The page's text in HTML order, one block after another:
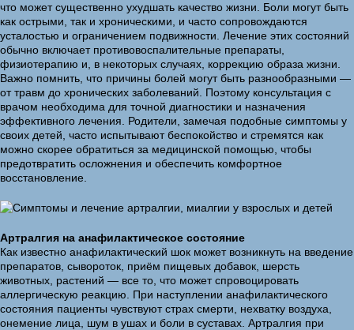
что может существенно ухудшать качество жизни. Боли могут быть
как острыми, так и хроническими, и часто сопровождаются
усталостью и ограничением подвижности. Лечение этих состояний
обычно включает противовоспалительные препараты,
физиотерапию и, в некоторых случаях, коррекцию образа жизни.
Важно помнить, что причины болей могут быть разнообразными —
от травм до хронических заболеваний. Поэтому консультация с
врачом необходима для точной диагностики и назначения
эффективного лечения. Родители, замечая подобные симптомы у
своих детей, часто испытывают беспокойство и стремятся как
можно скорее обратиться за медицинской помощью, чтобы
предотвратить осложнения и обеспечить комфортное
восстановление.
Артралгия на анафилактическое состояние
Как известно анафилактический шок может возникнуть на введение
препаратов, сывороток, приём пищевых добавок, шерсть
животных, растений — все то, что может спровоцировать
аллергическую реакцию. При наступлении анафилактического
состояния пациенты чувствуют страх смерти, нехватку воздуха,
онемение лица, шум в ушах и боли в суставах. Артралгия при